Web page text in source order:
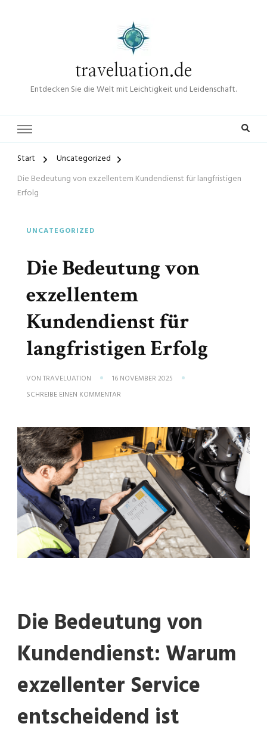
traveluation.de
Entdecken Sie die Welt mit Leichtigkeit und Leidenschaft.
Start
Uncategorized
Die Bedeutung von exzellentem Kundendienst für langfristigen
Erfolg
UNCATEGORIZED
Die Bedeutung von
exzellentem
Kundendienst für
langfristigen Erfolg
VON TRAVELUATION
16 NOVEMBER 2025
SCHREIBE EINEN KOMMENTAR
VON
EXZELLENTEM
KUNDENDIENST
FÜR
LANGFRISTIGEN
ERFOLG
Die Bedeutung von
Kundendienst: Warum
exzellenter Service
entscheidend ist